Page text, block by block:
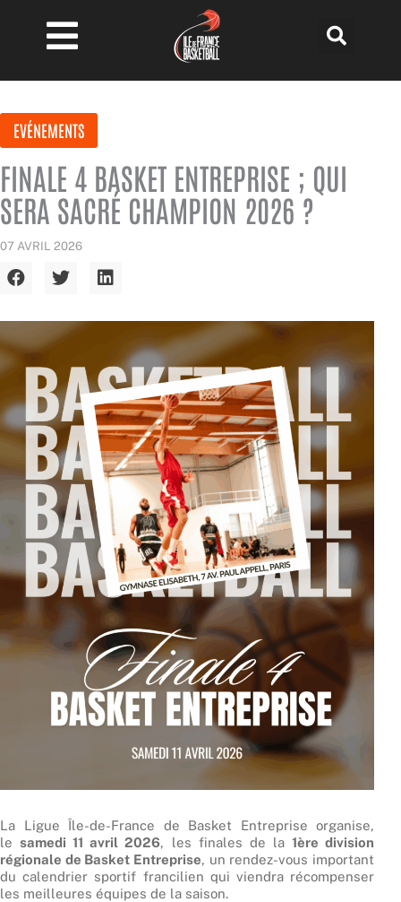
contenu
EVÉNEMENTS
FINALE 4 BASKET ENTREPRISE ; QUI
SERA SACRÉ CHAMPION 2026 ?
07 AVRIL 2026
La Ligue Île-de-France de Basket Entreprise organise,
le samedi 11 avril 2026, les finales de la 1ère division
régionale de Basket Entreprise, un rendez-vous important
du calendrier sportif francilien qui viendra récompenser
les meilleures équipes de la saison.